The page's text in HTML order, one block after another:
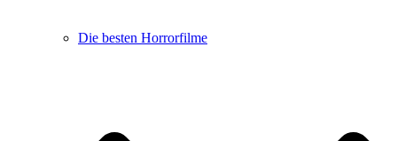
Die besten Horrorfilme